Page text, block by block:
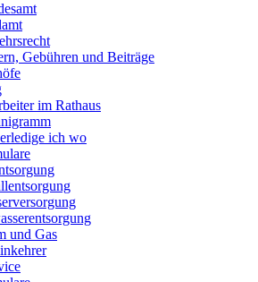
Gebühren und Beiträge
im Rathaus
ich wo
und Gas